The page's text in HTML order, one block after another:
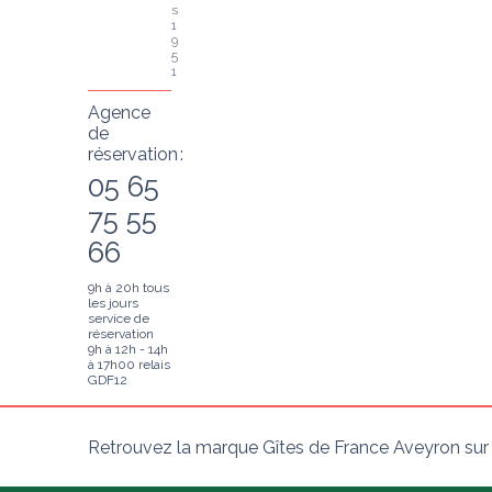
s
1
9
5
1
Agence
de
réservation :
05 65
75 55
66
9h à 20h tous
les jours
service de
réservation
9h à 12h - 14h
à 17h00 relais
GDF12
Retrouvez la marque Gîtes de France Aveyron